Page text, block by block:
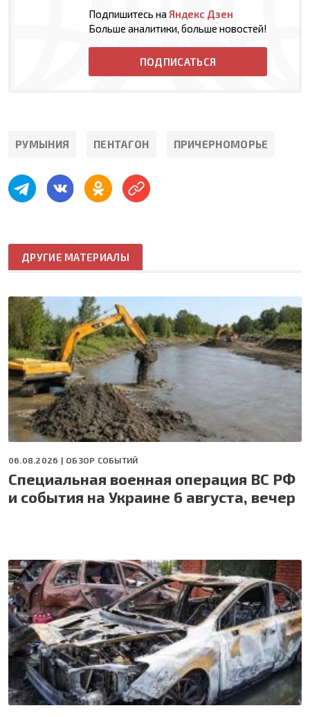
Подпишитесь на Яндекс Дзен
Больше аналитики, больше новостей!
ПОДПИСАТЬСЯ
РУМЫНИЯ ПЕНТАГОН ПРИЧЕРНОМОРЬЕ
ДРУГИЕ МАТЕРИАЛЫ
06.08.2026 | ОБЗОР СОБЫТИЙ
Специальная военная операция ВС РФ
и события на Украине 6 августа, вечер